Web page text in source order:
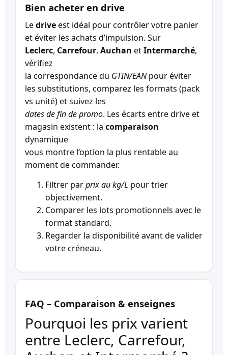
Bien acheter en drive
Ledriveest idéal pour contrôler votre panier
et éviter les achats d’impulsion. Sur
Leclerc, Carrefour, Auchan etIntermarché,
vérifiez
la correspondance du GTIN/EANpour éviter
les substitutions, comparez les formats (pack
vs unité) et suivez les
dates de fin de promo. Les écarts entre drive et
magasin existent : la comparaison
dynamique
vous montre l’option la plus rentable au
moment de commander.
Filtrer parprix au kg/L pour trier
objectivement.
Comparer les lots promotionnels avec le
format standard.
Regarder la disponibilité avant de valider
votre créneau.
FAQ – Comparaison & enseignes
Pourquoi les prix varient
entre Leclerc, Carrefour,